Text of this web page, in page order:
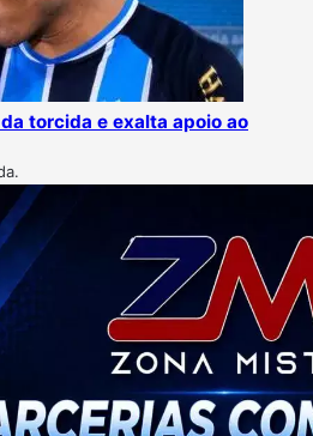
torcida e exalta apoio ao